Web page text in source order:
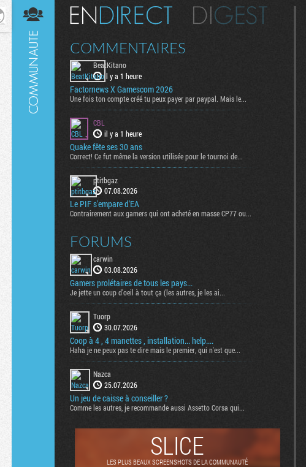
Digest
COMMENTAIRES
BeatKitano
il y a 1 heure
Factornews X Gamescom 2026
Une fois ton compte créé tu peux payer par paypal. Mais le...
CBL
il y a 1 heure
Quake fête ses 30 ans
Correct! Ce fut même la version utilisée pour le tournoi de...
ptitbgaz
07.08.2026
Le PIF s'empare d'EA
Contrairement aux gamers qui ont acheté en masse CP77 ou...
FORUMS
carwin
03.08.2026
Gamers prolétaires de tous les pays...
Je jette un coup d'oeil à tout ça (les autres, je les ai...
Tuorp
30.07.2026
Coop à 4 , 4 manettes , installation... help....
Haha je ne peux pas te dire mais le premier, qui n'est que...
Nazca
25.07.2026
Un jeu de caisse à conseiller ?
Comme les autres, je recommande aussi Assetto Corsa qui...
SLICE
LES PLUS BEAUX SCREENSHOTS DE LA COMMUNAUTÉ